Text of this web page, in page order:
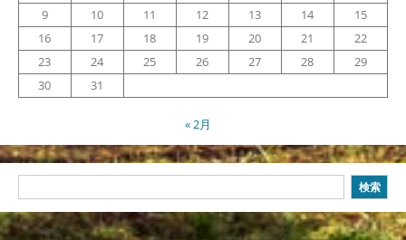
9
10 11 12 13 14
15
16
17 18 19 20 21
22
23
24 25 26 27 28
29
30
31
« 2月
索
検索